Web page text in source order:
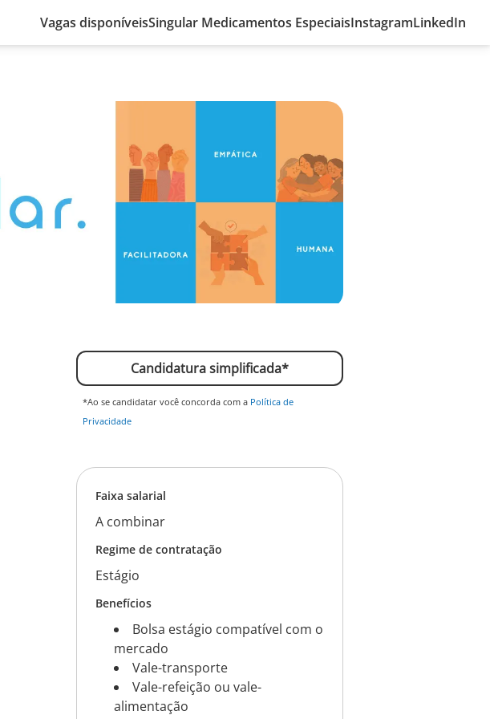
Vagas disponíveisSingular Medicamentos EspeciaisInstagramLinkedIn
Candidatura simplificada*
*Ao se candidatar você concorda com a Política de
Privacidade
Faixa salarial
A combinar
Regime de contratação
Estágio
Benefícios
Bolsa estágio compatível com o
mercado
Vale-transporte
Vale-refeição ou vale-
alimentação